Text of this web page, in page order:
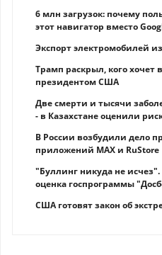
6 млн загрузок: почему
этот навигатор вместо
Экспорт электромобилей
Трамп раскрыл, кого
президентом США
Две смерти и тысячи
- в Казахстане оценили
В России возбудили дело
приложений MAX и RuStore
"Буллинг никуда не исчез".
оценка госпрограммы
США готовят закон об